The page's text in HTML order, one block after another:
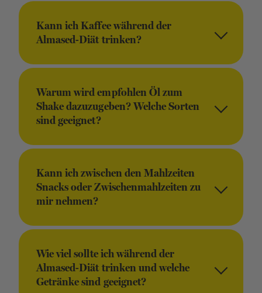
Kann ich Kaffee während der
Almased-Diät trinken?
Warum wird empfohlen Öl zum
Shake dazuzugeben? Welche Sorten
sind geeignet?
Kann ich zwischen den Mahlzeiten
Snacks oder Zwischenmahlzeiten zu
mir nehmen?
Wie viel sollte ich während der
Almased-Diät trinken und welche
Getränke sind geeignet?